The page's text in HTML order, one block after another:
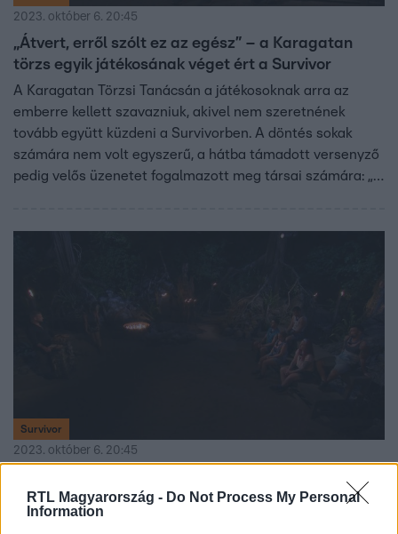
RTL Magyarország - Do Not Process My Personal
Information
2023. október 6. 20:45
„Átvert, erről szólt ez az egész” – a Karagatan
törzs egyik játékosának véget ért a Survivor
A Karagatan Törzsi Tanácsán a játékosoknak arra az
emberre kellett szavazniuk, akivel nem szeretnének
tovább együtt küzdeni a Survivorben. A döntés sokak
számára nem volt egyszerű, a hátba támadott versenyző
pedig velős üzenetet fogalmazott meg társai számára: „A
Survivor
2023. október 6. 20:45
kiesője